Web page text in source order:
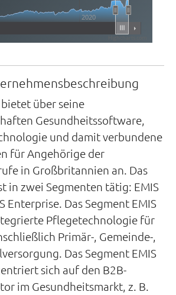
2020
über seine
Gesundheitssoftware,
und damit verbundene
für Angehörige der
in Großbritannien an. Das
in zwei Segmenten tätig: EMIS
Enterprise. Das Segment EMIS
Pflegetechnologie für
Primär-, Gemeinde-,
Das Segment EMIS
sich auf den B2B-
im Gesundheitsmarkt, z. B.